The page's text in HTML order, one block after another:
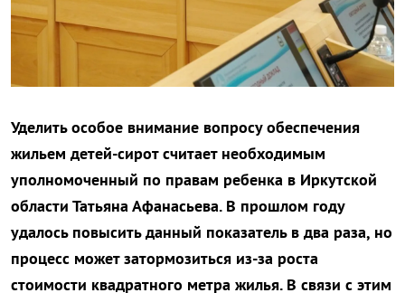
Уделить особое внимание вопросу обеспечения
жильем детей-сирот считает необходимым
уполномоченный по правам ребенка в Иркутской
области Татьяна Афанасьева. В прошлом году
удалось повысить данный показатель в два раза, но
процесс может затормозиться из-за роста
стоимости квадратного метра жилья. В связи с этим